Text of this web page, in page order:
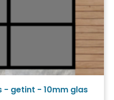
- getint - 10mm glas